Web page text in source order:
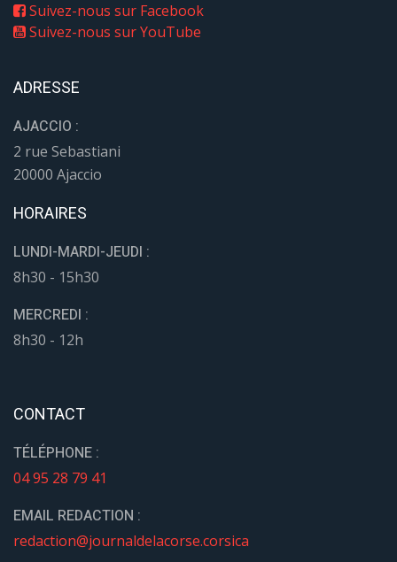
Suivez-nous sur Facebook
Suivez-nous sur YouTube
ADRESSE
AJACCIO :
2 rue Sebastiani
20000 Ajaccio
HORAIRES
LUNDI-MARDI-JEUDI :
8h30 - 15h30
MERCREDI :
8h30 - 12h
CONTACT
TÉLÉPHONE :
04 95 28 79 41
EMAIL REDACTION :
redaction@journaldelacorse.corsica